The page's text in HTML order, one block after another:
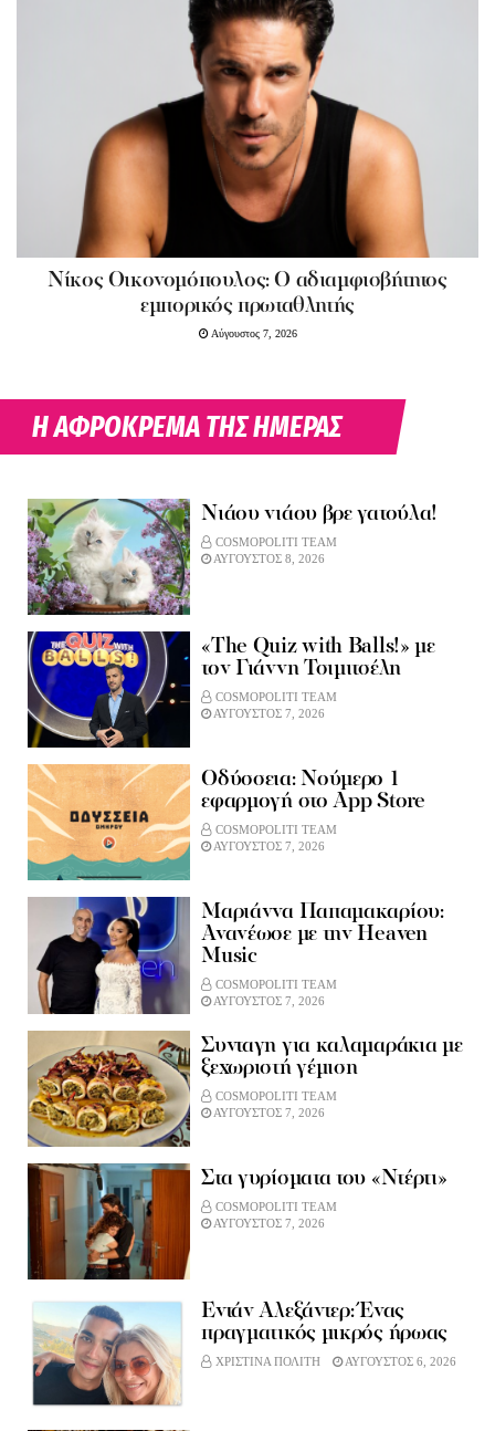
Νίκος Οικονομόπουλος: Ο αδιαμφισβήτητος
εμπορικός πρωταθλητής
Αύγουστος 7, 2026
Η ΑΦΡΟΚΡΕΜΑ ΤΗΣ ΗΜΕΡΑΣ
Νιάου νιάου βρε γατούλα!
COSMOPOLITI TEAM
ΑΥΓΟΥΣΤΟΣ 8, 2026
«The Quiz with Balls!» με
τον Γιάννη Τσιμιτσέλη
COSMOPOLITI TEAM
ΑΥΓΟΥΣΤΟΣ 7, 2026
Οδύσσεια: Νούμερο 1
εφαρμογή στο App Store
COSMOPOLITI TEAM
ΑΥΓΟΥΣΤΟΣ 7, 2026
Μαριάννα Παπαμακαρίου:
Ανανέωσε με την Heaven
Music
COSMOPOLITI TEAM
ΑΥΓΟΥΣΤΟΣ 7, 2026
Συνταγη για καλαμαράκια με
ξεχωριστή γέμιση
COSMOPOLITI TEAM
ΑΥΓΟΥΣΤΟΣ 7, 2026
Στα γυρίσματα του «Ντέρτι»
COSMOPOLITI TEAM
ΑΥΓΟΥΣΤΟΣ 7, 2026
Εντάν Αλεξάντερ: Ένας
πραγματικός μικρός ήρωας
ΧΡΙΣΤΙΝΑ ΠΟΛΙΤΗ ΑΥΓΟΥΣΤΟΣ 6, 2026